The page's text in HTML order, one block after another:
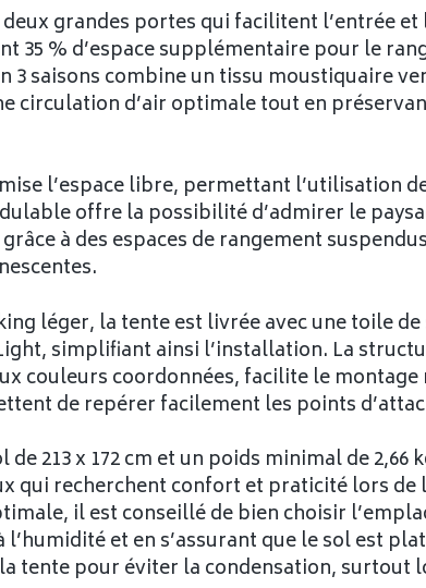
grandes portes qui facilitent l’entrée
35 % d’espace supplémentaire pour le
3 saisons combine un tissu moustiquaire
circulation d’air optimale tout en
l’espace libre, permettant l’utilisation
offre la possibilité d’admirer le
à des espaces de rangement
léger, la tente est livrée avec une toile
simplifiant ainsi l’installation. La
couleurs coordonnées, facilite le
de repérer facilement les points
213 x 172 cm et un poids minimal de 2,66
qui recherchent confort et praticité lors de
il est conseillé de bien choisir
et en s’assurant que le sol est
tente pour éviter la condensation, surtout